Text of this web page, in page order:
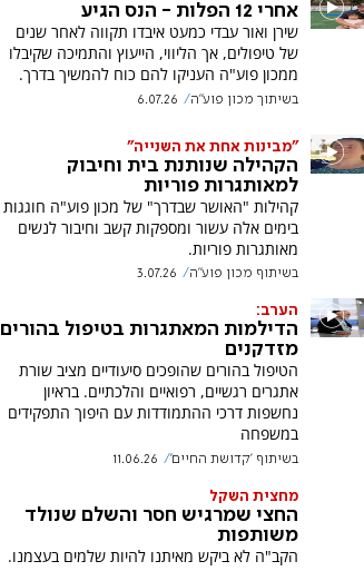
אחרי 12 הפלות - הנס הגיע
שירן ואור עבדי כמעט איבדו תקווה לאחר שנים
של טיפולים, אך הליווי, הייעוץ והתמיכה שקיבלו
ממכון פוע"ה העניקו להם כוח להמשיך בדרך.
בשיתוך מכון פוע"ה 6.07.26
"מבינות אחת את השנייה"
הקהילה שנותנת בית וחיבוק
למאותגרות פוריות
קהילות "האושר שבדרך" של מכון פוע"ה חוגגות
בימים אלה עשור ומספקות קשב וחיבור לנשים
מאותגרות פוריות.
בשיתוף מכון פוע"ה 3.07.26
הערב:
הדילמות המאתגרות בטיפול בהורים
מזדקנים
הטיפול בהורים שהופכים סיעודיים מציב שורת
אתגרים רגשיים, רפואיים והלכתיים. בראיון
נחשפות דרכי ההתמודדות עם היפוך התפקידים
במשפחה
בשיתוף 'קדושת החיים' 11.06.26
מחצית השקל
החצי שמרגיש חסר והשלם שנולד
משותפות
הקב"ה לא ביקש מאיתנו להיות שלמים בעצמנו.